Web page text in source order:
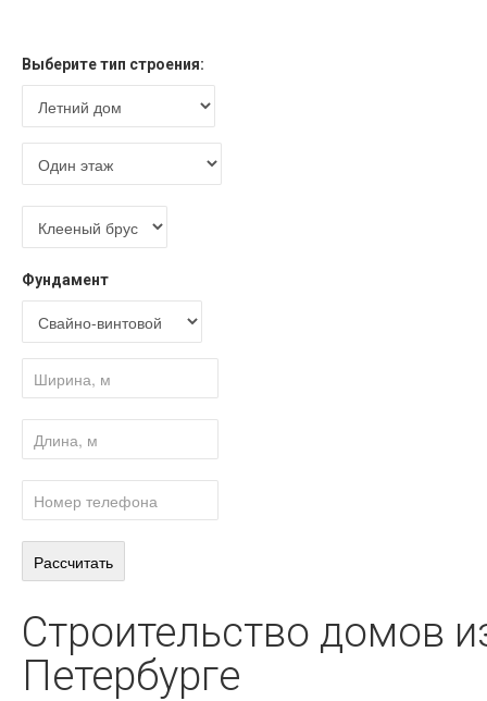
Выберите тип строения:
Фундамент
Строительство домов
Петербурге